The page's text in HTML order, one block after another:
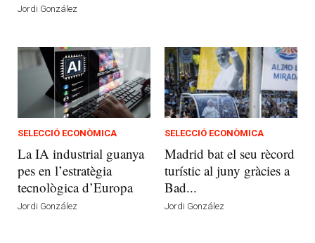
Jordi González
SELECCIÓ ECONÒMICA
La IA industrial guanya
pes en l’estratègia
tecnològica d’Europa
Jordi González
SELECCIÓ ECONÒMICA
Madrid bat el seu rècord
turístic al juny gràcies a
Bad...
Jordi González